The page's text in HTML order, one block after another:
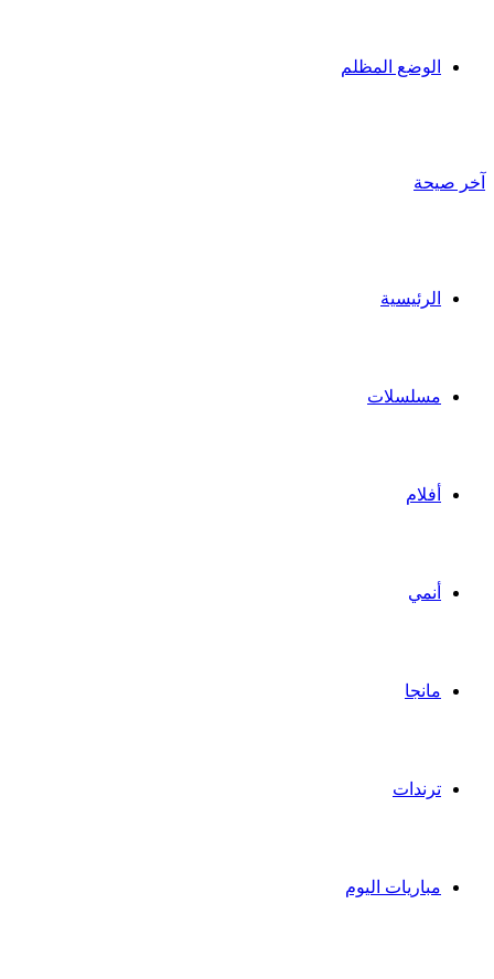
الوضع المظلم
آخر صيحة
الرئيسية
مسلسلات
أفلام
أنمي
مانجا
ترندات
مباريات اليوم